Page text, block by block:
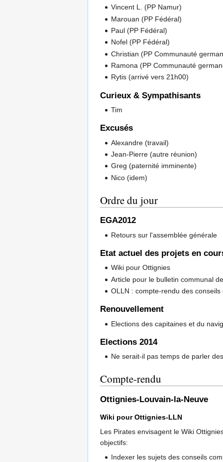
Vincent L. (PP Namur)
Marouan (PP Fédéral)
Paul (PP Fédéral)
Nofel (PP Fédéral)
Christian (PP Communauté
Ramona (PP Communauté
Rytis (arrivé vers 21h00)
Curieux & Sympathisants
Tim
Excusés
Alexandre (travail)
Jean-Pierre (autre réunion)
Greg (paternité imminente)
Nico (idem)
Ordre du jour
EGA2012
Retours sur l'assemblée générale
Etat actuel des projets en
Wiki pour Ottignies
Article pour le bulletin communal
OLLN : compte-rendu des
Renouvellement
Elections des capitaines et du
Elections 2014
Ne serait-il pas temps de parler
Compte-rendu
Ottignies-Louvain-la-Neuve
Wiki pour Ottignies-LLN
Les Pirates envisagent le Wiki
objectifs:
Indexer les sujets des conseils